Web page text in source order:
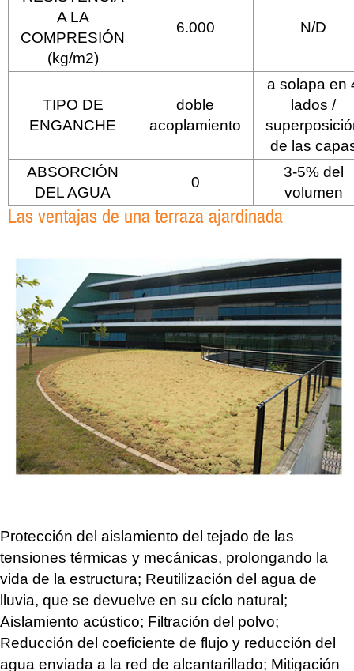
A LA
COMPRESIÓN
(kg/m2)
6.000 N/D
TIPO DE
ENGANCHE
doble
acoplamiento
a solapa en
lados /
de las
ABSORCIÓN
DEL AGUA
0
3-5% del
volumen
Las ventajas de una terraza ajardinada
Protección del aislamiento del tejado de las
tensiones térmicas y mecánicas, prolongando la
vida de la estructura; Reutilización del agua de
lluvia, que se devuelve en su cíclo natural;
Aislamiento acústico; Filtración del polvo;
Reducción del coeficiente de flujo y reducción del
agua enviada a la red de alcantarillado; Mitigación